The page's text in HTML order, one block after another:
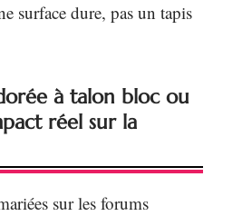
surface dure, pas un tapis
à talon bloc ou
réel sur la
sur les forums